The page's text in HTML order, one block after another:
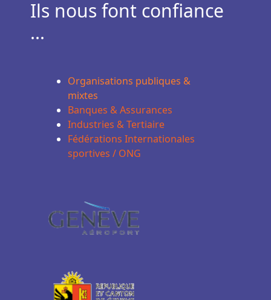
Ils nous font confiance
...
Organisations publiques &
mixtes
Banques & Assurances
Industries & Tertiaire
Fédérations Internationales
sportives / ONG